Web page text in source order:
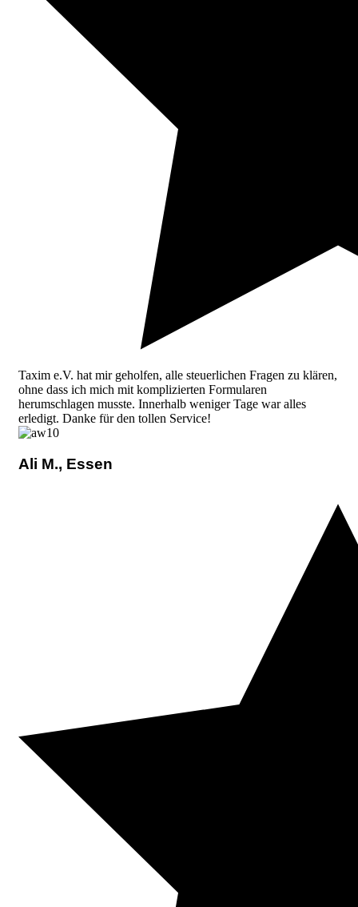
Taxim e.V. hat mir geholfen, alle steuerlichen Fragen zu klären,
ohne dass ich mich mit komplizierten Formularen
herumschlagen musste. Innerhalb weniger Tage war alles
erledigt. Danke für den tollen Service!
Ali M., Essen